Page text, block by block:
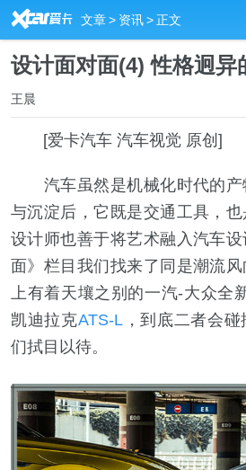
R 文章> 资讯>正文
设计面对面(4) 性格迥异
王晨
[爱卡汽车 汽车视觉 原创]
汽车虽然是机械化时代的产
与沉淀后，它既是交通工具，
设计师也善于将艺术融入汽车
面》栏目我们找来了同是潮流
上有着天壤之别的一汽-大众全
凯迪拉克ATS-L，到底二者会碰
们拭目以待。